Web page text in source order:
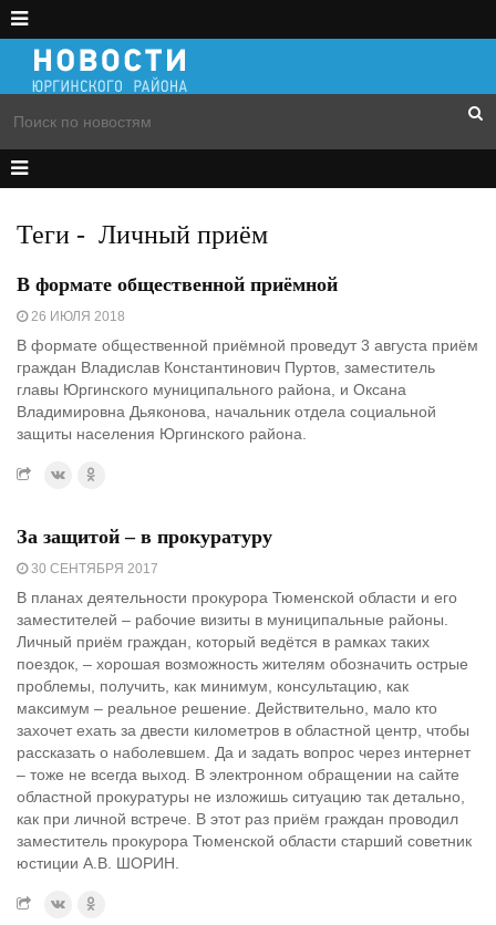
Теги - Личный приём
В формате общественной приёмной
26 ИЮЛЯ 2018
В формате общественной приёмной проведут 3 августа приём
граждан Владислав Константинович Пуртов, заместитель
главы Юргинского муниципального района, и Оксана
Владимировна Дьяконова, начальник отдела социальной
защиты населения Юргинского района.
За защитой – в прокуратуру
30 СЕНТЯБРЯ 2017
В планах деятельности прокурора Тюменской области и его
заместителей – рабочие визиты в муниципальные районы.
Личный приём граждан, который ведётся в рамках таких
поездок, – хорошая возможность жителям обозначить острые
проблемы, получить, как минимум, консультацию, как
максимум – реальное решение. Действительно, мало кто
захочет ехать за двести километров в областной центр, чтобы
рассказать о наболевшем. Да и задать вопрос через интернет
– тоже не всегда выход. В электронном обращении на сайте
областной прокуратуры не изложишь ситуацию так детально,
как при личной встрече. В этот раз приём граждан проводил
заместитель прокурора Тюменской области старший советник
юстиции А.В. ШОРИН.